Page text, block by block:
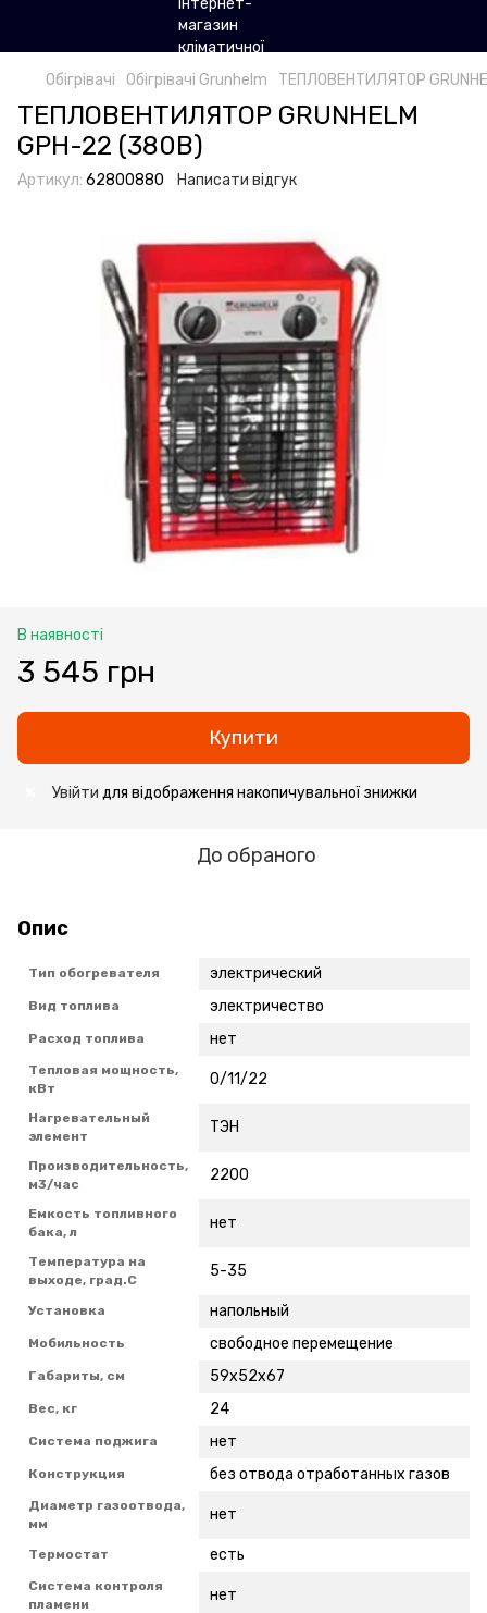
Обігрівачі Обігрівачі Grunhelm ТЕПЛОВЕНТИЛЯТОР
ТЕПЛОВЕНТИЛЯТОР GRUNHELM
GPH-22 (380В)
Артикул: 62800880 Написати відгук
В наявності
3 545 грн
Купити
Увійти для відображення накопичувальної знижки
До обраного
Опис
Тип обогревателя электрический
Вид топлива электричество
Расход топлива нет
Тепловая мощность,
кВт
0/11/22
Нагревательный
элемент
ТЭН
Производительность,
м3/час
2200
Емкость топливного
бака, л
нет
Температура на
выходе, град.С
5-35
Установка напольный
Мобильность свободное перемещение
Габариты, см 59х52х67
Вес, кг 24
Система поджига нет
Конструкция без отвода отработанных газов
Диаметр газоотвода,
мм
нет
Термостат есть
Система контроля
пламени
нет